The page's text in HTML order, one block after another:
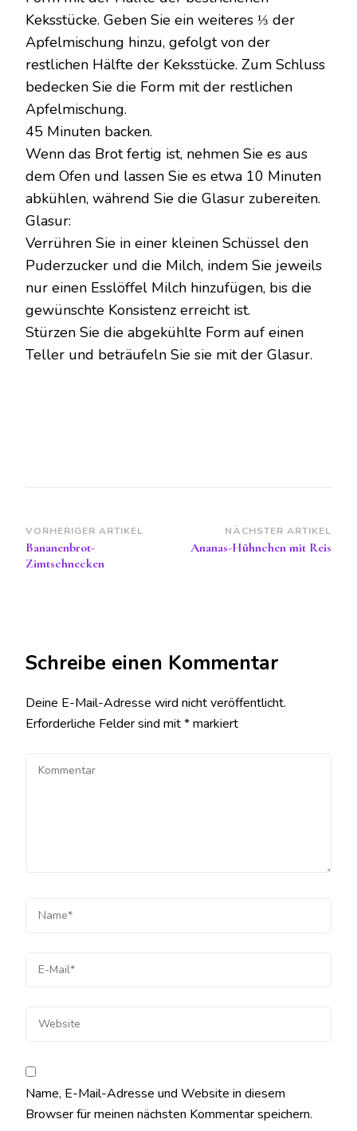
Keksstücke. Geben Sie ein weiteres ⅓ der
Apfelmischung hinzu, gefolgt von der
restlichen Hälfte der Keksstücke. Zum Schluss
bedecken Sie die Form mit der restlichen
Apfelmischung.
45 Minuten backen.
Wenn das Brot fertig ist, nehmen Sie es aus
dem Ofen und lassen Sie es etwa 10 Minuten
abkühlen, während Sie die Glasur zubereiten.
Glasur:
Verrühren Sie in einer kleinen Schüssel den
Puderzucker und die Milch, indem Sie jeweils
nur einen Esslöffel Milch hinzufügen, bis die
gewünschte Konsistenz erreicht ist.
Stürzen Sie die abgekühlte Form auf einen
Teller und beträufeln Sie sie mit der Glasur.
Beitragsnavigation
VORHERIGER ARTIKEL
Bananenbrot-
Zimtschnecken
NÄCHSTER ARTIKEL
Ananas-Hühnchen mit Reis
Schreibe einen Kommentar
Deine E-Mail-Adresse wird nicht veröffentlicht.
Erforderliche Felder sind mit*markiert
Name, E-Mail-Adresse und Website in diesem
Browser für meinen nächsten Kommentar speichern.